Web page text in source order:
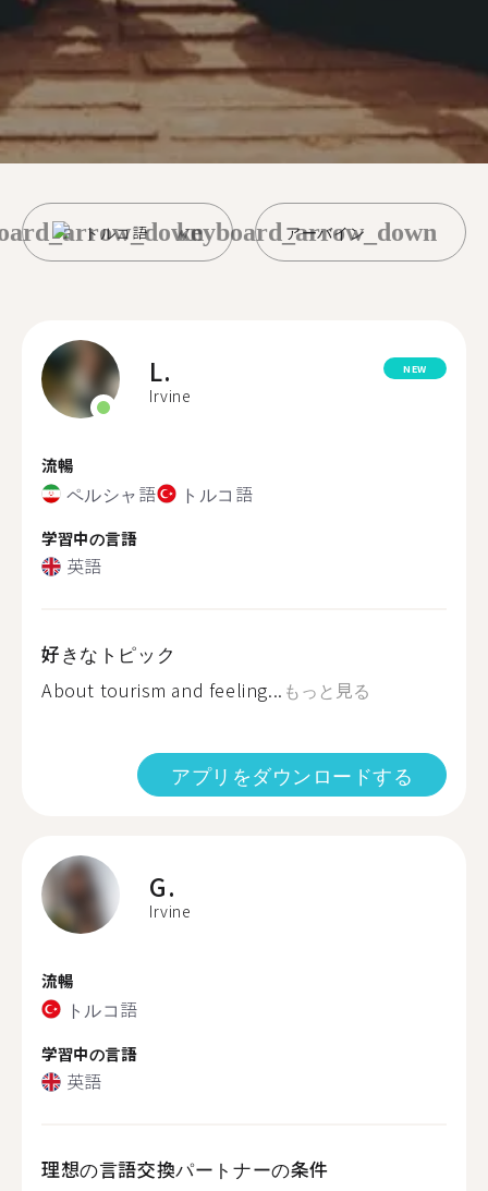
トルコ語 アーバイン
keyboard_arrow_down
L.
Irvine
NEW
流暢
ペルシャ語 トルコ語
学習中の言語
英語
好きなトピック
About tourism and feeling... もっと見る
アプリをダウンロードする
G.
Irvine
流暢
トルコ語
学習中の言語
英語
理想の言語交換パートナーの条件